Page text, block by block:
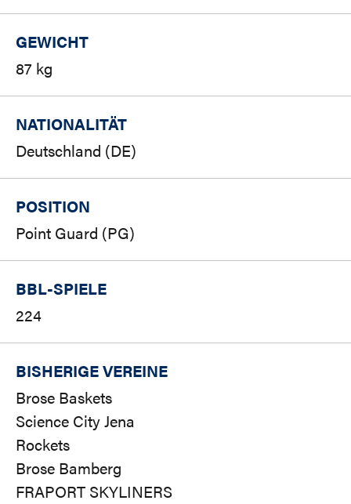
GEWICHT
87 kg
NATIONALITÄT
Deutschland (DE)
POSITION
Point Guard (PG)
BBL-SPIELE
224
BISHERIGE VEREINE
Brose Baskets
Science City Jena
Rockets
Brose Bamberg
FRAPORT SKYLINERS